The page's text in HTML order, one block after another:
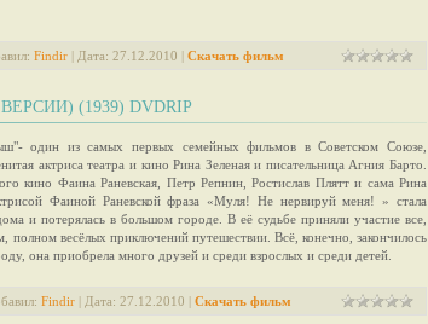
Findir | Дата: 27.12.2010 | Скачать фильм
(1939) DVDRIP
один из самых первых семейных фильмов в Советском Союзе,
актриса театра и кино Рина Зеленая и писательница Агния Барто.
кино Фаина Раневская, Петр Репнин, Ростислав Плятт и сама Рина
Фаиной Раневской фраза «Муля! Не нервируй меня! » стала
и потерялась в большом городе. В её судьбе приняли участие все,
полном весёлых приключений путешествии. Всё, конечно, закончилось
она приобрела много друзей и среди взрослых и среди детей.
Findir | Дата: 27.12.2010 | Скачать фильм